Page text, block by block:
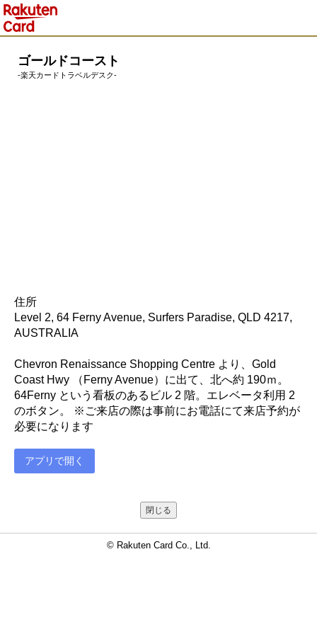
ゴールドコースト
-楽天カードトラベルデスク-
住所
Level 2, 64 Ferny Avenue, Surfers Paradise, QLD 4217,
AUSTRALIA
Chevron Renaissance Shopping Centre より、Gold
Coast Hwy （Ferny Avenue）に出て、北へ約 190ｍ。
64Ferny という看板のあるビル 2 階。エレベータ利用 2
のボタン。 ※ご来店の際は事前にお電話にて来店予約が
必要になります
アプリで開く
閉じる
© Rakuten Card Co., Ltd.